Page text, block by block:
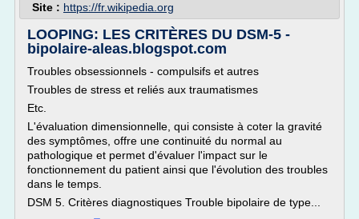
Site : https://fr.wikipedia.org
LOOPING: LES CRITÈRES DU DSM-5 -
bipolaire-aleas.blogspot.com
Troubles obsessionnels - compulsifs et autres
Troubles de stress et reliés aux traumatismes
Etc.
L'évaluation dimensionnelle, qui consiste à coter la gravité
des symptômes, offre une continuité du normal au
pathologique et permet d'évaluer l'impact sur le
fonctionnement du patient ainsi que l'évolution des troubles
dans le temps.
DSM 5. Critères diagnostiques Trouble bipolaire de type...